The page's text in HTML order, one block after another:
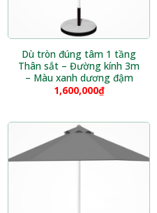
Dù tròn đúng tâm 1 tầng
Thân sắt – Đường kính 3m
– Màu xanh dương đậm
1,600,000₫